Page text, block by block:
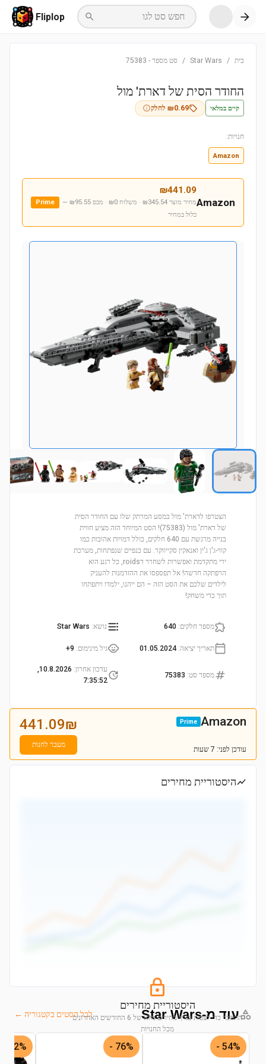
חפש סט לגו Fliplop
בית /
Star Wars
/ סט מספר -
75383
החודר הסית של דארת' מול
קיים במלאי ₪0.69 לחלק
חנויות:
Amazon
Amazon
₪441.09
מחיר מוצר ₪345.54 · משלוח ₪0 · מכס ₪95.55
—
כלול במחיר
Prime
הצטרפו לדארת' מול במסע המרתק שלו עם החודר הסית
של דארת' מול (75383)! הסט המיוחד הזה מציע חווית
בנייה מרגשת עם 640 חלקים, כולל דמויות אהובות כמו
קווי-ג'ן ג'ין ואנאקין סקייווקר. עם כנפיים שנפתחות, מערכת
ירי מתקדמת ואפשרות לשחרר דroids, כל רגע הוא
הרפתקה חדשה! אל תפספסו את ההזדמנות להעניק
לילדים שלכם את הסט הזה – הם ייהנו, ילמדו ויתפתחו
תוך כדי משחק!
מספר חלקים:
640 נושא:
Star Wars
תאריך יציאה:
01.05.2024 גיל מינימום:
9+
מספר סט:
75383
עדכון אחרון:
10.8.2026,
7:35:52
Amazon
Prime
עודכן לפני: 7 שעות
441.09₪
מעבר לחנות
היסטוריית מחירים
היסטוריית מחירים
התחבר כדי לצפות בגרף מחירים מלא של 6 החודשים האחרונים
מכל החנויות
התחבר לצפייה בגרף
עוד מ-Star Wars לכל הסטים בקטגוריה ←
54% -
76% -
32% -